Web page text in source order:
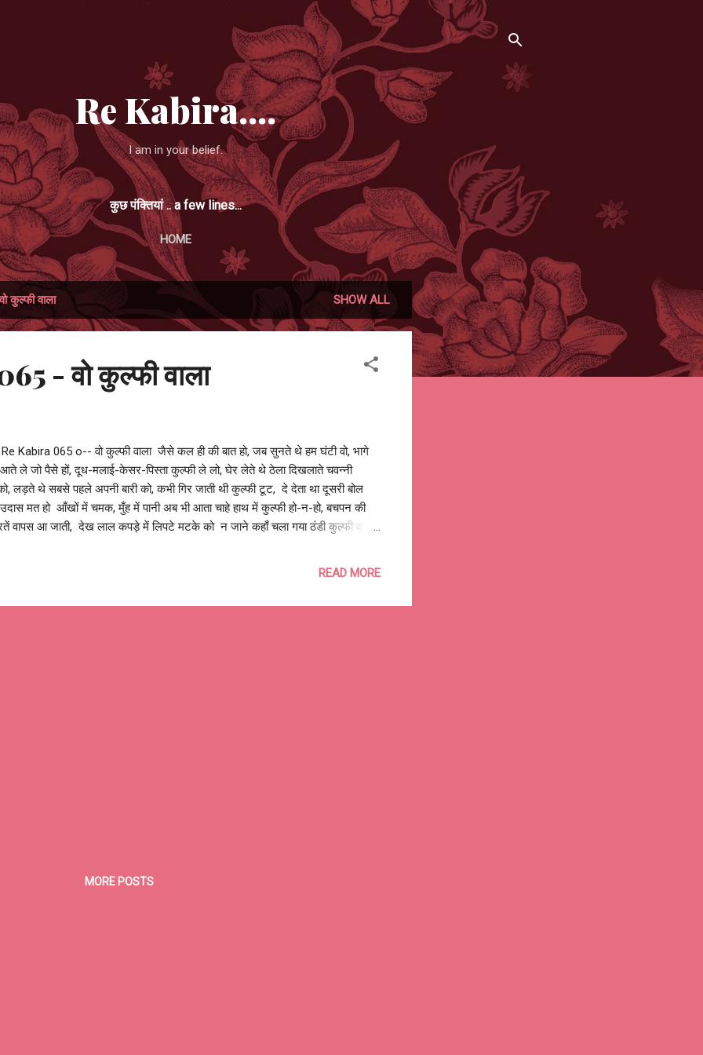
Re Kabira....
I am in your belief.
कुछ पंक्तियां .. a few lines...
HOME
वो कुल्फी वाला SHOW ALL
- वो कुल्फी वाला
Kabira 065 o-- वो कुल्फी वाला जैसे कल ही की बात हो, जब सुनते थे हम घंटी वो, भागे
ले जो पैसे हों, दूध-मलाई-केसर-पिस्ता कुल्फी ले लो, घेर लेते थे ठेला दिखलाते चवन्नी
लड़ते थे सबसे पहले अपनी बारी को, कभी गिर जाती थी कुल्फी टूट, दे देता था दूसरी बोल
मत हो आँखों में चमक, मुँह में पानी अब भी आता चाहे हाथ में कुल्फी हो-न-हो, बचपन की
वापस आ जाती, देख लाल कपड़े में लिपटे मटके को न जाने कहाँ चला गया ठंडी कुल्फी वाला
READ MORE
MORE POSTS